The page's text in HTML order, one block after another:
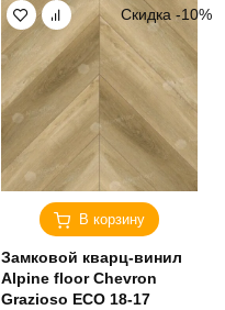
В корзину
Скидка -10%
Замковой кварц-винил
Alpine floor Chevron
Grazioso ЕСО 18-17